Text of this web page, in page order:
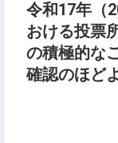
令和17年（
おける投票
の積極的な
確認のほど